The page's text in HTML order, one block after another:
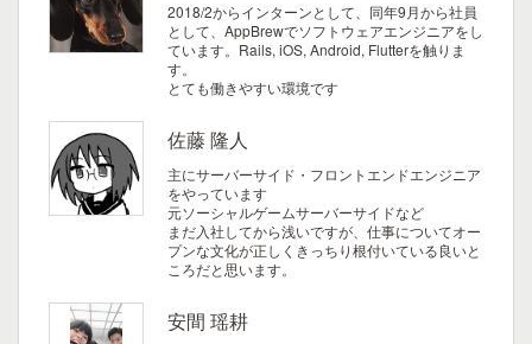
2018/2からインターンとして、同年9月から社員
として、AppBrewでソフトウェアエンジニアをし
ています。Rails, iOS, Android, Flutterを触りま
す。
とても働きやすい環境です
佐藤 隆人
主にサーバーサイド・フロントエンドエンジニア
をやっています
元ソーシャルゲームサーバーサイドなど
まだ入社してから浅いですが、仕事についてオー
プンな文化が正しくきっちり根付いている良いと
ころだと思います。
安間 瑶耕